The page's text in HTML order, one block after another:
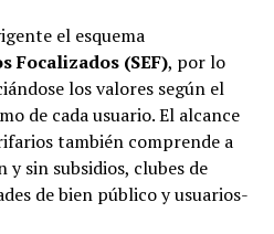
el esquema
Focalizados (SEF), por lo
los valores según el
de cada usuario. El alcance
también comprende a
y sin subsidios, clubes de
de bien público y usuarios-